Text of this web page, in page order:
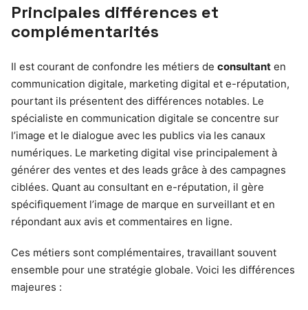
Principales différences et
complémentarités
Il est courant de confondre les métiers de consultant en
communication digitale, marketing digital et e-réputation,
pourtant ils présentent des différences notables. Le
spécialiste en communication digitale se concentre sur
l’image et le dialogue avec les publics via les canaux
numériques. Le marketing digital vise principalement à
générer des ventes et des leads grâce à des campagnes
ciblées. Quant au consultant en e-réputation, il gère
spécifiquement l’image de marque en surveillant et en
répondant aux avis et commentaires en ligne.
Ces métiers sont complémentaires, travaillant souvent
ensemble pour une stratégie globale. Voici les différences
majeures :